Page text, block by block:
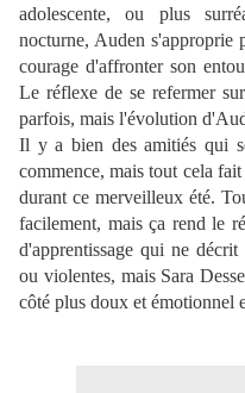
adolescente, ou plus
nocturne, Auden s'approprie
courage d'affronter son
Le réflexe de se refermer
parfois, mais l'évolution
Il y a bien des amitiés qui
commence, mais tout cela
durant ce merveilleux été.
facilement, mais ça rend le
d'apprentissage qui ne décrit
ou violentes, mais Sara
côté plus doux et émotionnel